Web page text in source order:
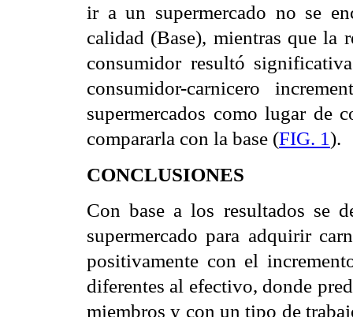
ir a un supermercado no se
calidad (Base), mientras que la
consumidor resultó
consumidor-carnicero
supermercados como lugar de
compararla con la base (FIG. 1).
CONCLUSIONES
Con base a los resultados se
supermercado para adquirir
positivamente con el
diferentes al efectivo, donde
miembros y con un tipo de